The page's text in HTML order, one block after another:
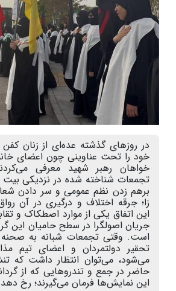
در روزهای گذشته عده‌ای از زنان
خود را تحت عناوینی چون اعضای
خواهان رهبر شهید معرفی
تجمعات شناخته شده در نزدیکی بیت
برهم زدن نظم عمومی و سر دادن
‌زا؛ جرقه اختلاف و درگیری در آن
این اتفاق یکی از موارد اصطکاک و
جریان اصولگرا در سطح حامیان این
است. وقتی تجمعات شبانه به صحنه
تحقیر دولتمردان و اعضای تیم
می‌شود، می‌توان انتظار داشت که
حاضر در جمع و تندروهایی که از
این نمایش‌ها فرمان می‌گیرند؛ رخ